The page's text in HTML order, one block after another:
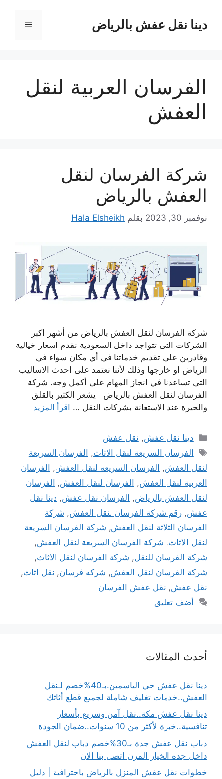
المحتوىدينا نقل عفش بالرياض القائمة
الفرسان العربية لنقل
العفش
شركة الفرسان لنقل
العفش بالرياض
نوفمبر 30, 2023 بقلم Hala Elsheikh
شركة الفرسان لنقل العفش بالرياض من أشهر اكبر
الشركات التى تتواجد داخل السعودية نقدم اسعار خيالية
وقادرين على تقديم خدماتنا في أي مكان سواء في
الرياض او خارجها وذلك لأننا نعتمد على احدث الاساليب
التى تساعدنا في انجاز المهام على أكمل وجه. شركة
الفرسان لنقل العفش بالرياض يشعر الكثير بالقلق
والحيرة عند الاستعانة بشركات النقل … اقرأ المزيد
التصنيفات
دينا نقل عفش, نقل عفش
الوسوم
الفرسان السريعة لنقل الاثاث, الفرسان السريعة
لنقل العفش, الفرسان السريعه لنقل العفش, الفرسان
العربية لنقل العفش, الفرسان لنقل العفش, الفرسان
لنقل العفش بالرياض, الفرسان نقل عفش, دينا نقل
عفش, رقم شركة الفرسان لنقل العفش, شركة
الفرسان الثلاثة لنقل العفش, شركة الفرسان السريعة
لنقل الاثاث, شركة الفرسان السريعة لنقل العفش,
شركة الفرسان للنقل, شركة الفرسان لنقل الاثاث,
شركة الفرسان لنقل العفش, شركه فرسان, نقل اثاث,
نقل عفش, نقل عفش الفرسان
أضف تعليق
أحدث المقالات
دينا نقل عفش حي الياسمين.بـ40%خصم لـنقل
العفش..خدمات تغليف شاملة لجميع قطع أثاثك
دينا نقل عفش مكة..نقل آمن وسريع بأسعار
تنافسية..خبرة لأكثر من 10 سنوات..ضمان الجودة
دباب نقل عفش جدة بـ30%خصم دباب لنقل العفش
داخل جده الخيار المرن اتصل بنا الان
خطوات نقل عفش المنزل بالرياض باحترافية | دليل